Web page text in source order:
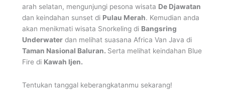
arah selatan, mengunjungi pesona wisata De Djawatan
dan keindahan sunset di Pulau Merah. Kemudian anda
akan menikmati wisata Snorkeling di Bangsring
Underwater dan melihat suasana Africa Van Java di
Taman Nasional Baluran. Serta melihat keindahan Blue
Fire di Kawah Ijen.
Tentukan tanggal keberangkatanmu sekarang!